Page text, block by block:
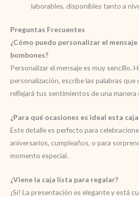
laborables, disponibles tanto a
Preguntas Frecuentes
¿Cómo puedo personalizar el
bombones?
Personalizar el mensaje es muy sencillo.
personalización, escribe las palabras que
reflejará tus sentimientos de una manera
¿Para qué ocasiones es ideal esta
Este detalle es perfecto para
aniversarios, cumpleaños, o para
momento especial.
¿Viene la caja lista para regalar?
¡Sí! La presentación es elegante y está